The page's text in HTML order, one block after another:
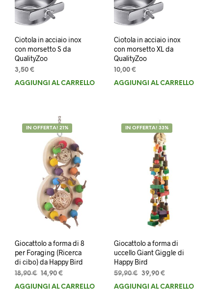
Ciotola in acciaio inox
con morsetto S da
QualityZoo
3,50 €
AGGIUNGI AL CARRELLO
Ciotola in acciaio inox
con morsetto XL da
QualityZoo
10,00 €
AGGIUNGI AL CARRELLO
IN OFFERTA! 21%
Giocattolo a forma di 8
per Foraging (Ricerca
di cibo) da Happy Bird
18,90€ Il
prezzo
14,90 €
prezzo
AGGIUNGI AL CARRELLO
IN OFFERTA! 33%
Giocattolo a forma di
uccello Giant Giggle di
Happy Bird
59,90€ Il
prezzo
39,90 €Il
prezzo
AGGIUNGI AL CARRELLO